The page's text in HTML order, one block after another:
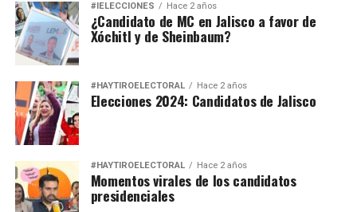
#IELECCIONES Hace 2 años
¿Candidato de MC en Jalisco a favor de
Xóchitl y de Sheinbaum?
#HAYTIROELECTORAL Hace 2 años
Elecciones 2024: Candidatos de Jalisco
#HAYTIROELECTORAL Hace 2 años
Momentos virales de los candidatos
presidenciales